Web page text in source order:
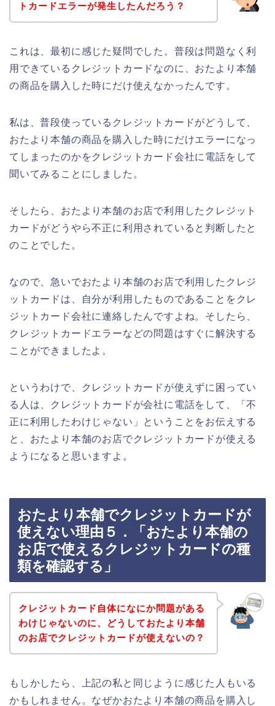
トカードエラーが発生したんだろう？
これは、最初に感じた疑問でした。普段は問題なく利
用できているクレジットカードなのに、おたより本舗
の商品を購入した時にだけ使えなかったんです。
私は、普段使っているクレジットカードがどうして、
おたより本舗の商品を購入した時にだけエラーになっ
てしまったのかをクレジットカード会社に電話をして
聞いてみることにしました。
そしたら、おたより本舗のお店で利用したクレジット
カードがどうやら不正に利用されていると判断したと
のことでした。
なので、急いでおたより本舗のお店で利用したクレジ
ットカードは、自分が利用したものであることをクレ
ジットカード会社に連絡したんですよね。そしたら、
クレジットカードエラーなどの問題はすぐに解決する
ことができましたよ。
というわけで、クレジットカードが使えずに困ってい
る人は、クレジットカードが会社に電話をして、「不
正に利用したわけじゃない」ということをお伝えする
と、おたより本舗のお店でクレジットカードが使える
ようになると思いますよ。
おたより本舗でクレジットカードが
使えない理由５．「おたより本舗の
お店で使えるクレジットカードの種
類を確認する」
クレジットカード自体になにか問題がある
わけじゃないのに、どうしておたより本舗
のお店でクレジットカードが使えないの？
もしかしたら、上記の私と同じように感じた人もいる
かもしれません。なぜかおたより本舗の商品を購入し